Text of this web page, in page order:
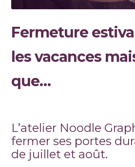
Fermeture
les vacances
que…
L’atelier Noodle
fermer ses portes
de juillet et août.